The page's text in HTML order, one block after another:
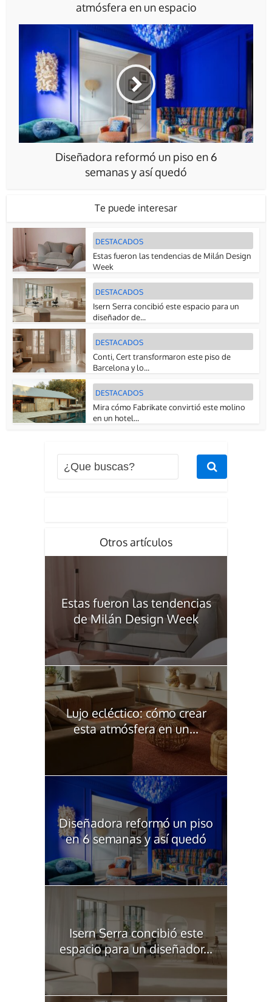
atmósfera en un espacio
Diseñadora reformó un piso en 6
semanas y así quedó
Te puede interesar
DESTACADOS
Estas fueron las tendencias de Milán Design
Week
DESTACADOS
Isern Serra concibió este espacio para un
diseñador de...
DESTACADOS
Conti, Cert transformaron este piso de
Barcelona y lo...
DESTACADOS
Mira cómo Fabrikate convirtió este molino
en un hotel...
Otros artículos
Estas fueron las tendencias
de Milán Design Week
Lujo ecléctico: cómo crear
esta atmósfera en un...
Diseñadora reformó un piso
en 6 semanas y así quedó
Isern Serra concibió este
espacio para un diseñador...